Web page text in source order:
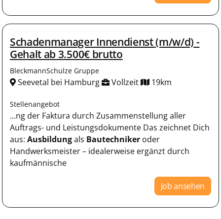
Schadenmanager Innendienst (m/w/d) -
Gehalt ab 3.500€ brutto
BleckmannSchulze Gruppe
Seevetal bei Hamburg Vollzeit 19km
Stellenangebot
...ng der Faktura durch Zusammenstellung aller
Auftrags- und Leistungsdokumente Das zeichnet Dich
aus: Ausbildungals Bautechniker oder
Handwerksmeister – idealerweise ergänzt durch
kaufmännische
Job ansehen